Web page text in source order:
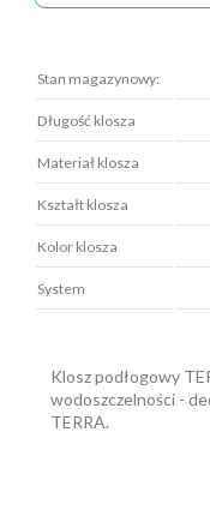
Stan magazynowy:
Długość klosza
Materiał klosza
Kształt klosza
Kolor klosza
System
Klosz podłogowy
wodoszczelności -
TERRA.